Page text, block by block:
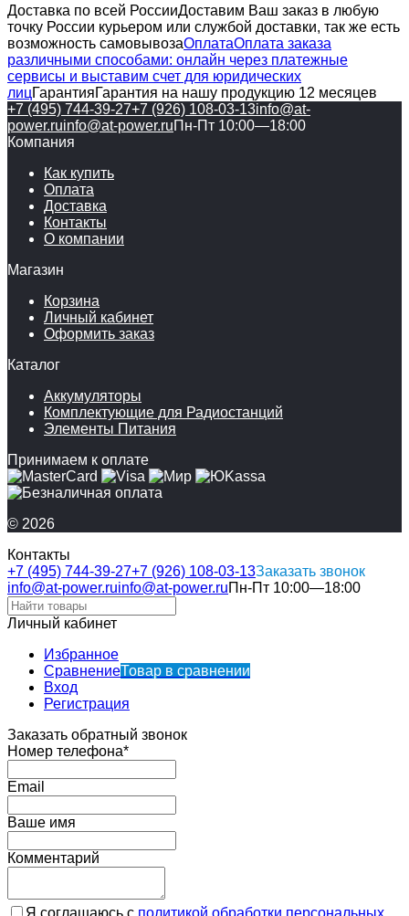
Доставка по всей РоссииДоставим Ваш заказ в любую
точку России курьером или службой доставки, так же есть
возможность самовывозаОплатаОплата заказа
различными способами: онлайн через платежные
сервисы и выставим счет для юридических
лицГарантияГарантия на нашу продукцию 12 месяцев
+7 (495) 744-39-27+7 (926) 108-03-13info@at-
power.ruinfo@at-power.ruПн-Пт 10:00—18:00
Компания
Как купить
Оплата
Доставка
Контакты
О компании
Магазин
Корзина
Личный кабинет
Оформить заказ
Каталог
Аккумуляторы
Комплектующие для Радиостанций
Элементы Питания
Принимаем к оплате
© 2026
Контакты
+7 (495) 744-39-27+7 (926) 108-03-13Заказать звонок
info@at-power.ruinfo@at-power.ruПн-Пт 10:00—18:00
Личный кабинет
Избранное
СравнениеТовар в сравнении
Вход
Регистрация
Заказать обратный звонок
Номер телефона*
Email
Ваше имя
Комментарий
Я соглашаюсь с политикой обработки персональных